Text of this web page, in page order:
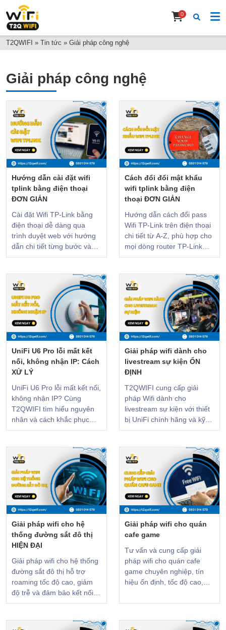
0
T2QWIFI » Tin tức » Giải pháp công nghệ
Giải pháp công nghệ
Hướng dẫn cài đặt wifi
tplink bằng điện thoại
ĐƠN GIẢN
Cài đặt Wifi TP-Link bằng
điện thoại dễ dàng qua
trình duyệt web với hướng
dẫn chi tiết từng bước và
các lưu ý quan trọng.
Cách đổi đổi mật khẩu
wifi tplink bằng điện
thoại ĐƠN GIẢN
Hướng dẫn cách đổi pass
Wifi TP-Link trên điện thoại
chi tiết từ A-Z, phù hợp cho
mọi dòng router TP-Link
phổ biến hiện nay. CLICK
UniFi U6 Pro lỗi mất kết
nối, không nhận IP: Cách
XỬ LÝ
UniFi U6 Pro lỗi mất kết nối,
không nhận IP? Cùng
T2QWIFI tìm hiểu nguyên
nhân và cách khắc phục
nhanh, hiệu quả và dễ thực
Giải pháp wifi dành cho
livestream sự kiện ỔN
ĐỊNH
T2QWIFI cung cấp giải
pháp Wifi dành cho
livestream sự kiện với thiết
bị UniFi chính hãng và kỹ
thuật viên onsite hỗ trợ.
Giải pháp wifi cho hệ
thống đường sắt đô thị
HIỆN ĐẠI
Giải pháp wifi cho hệ thống
đường sắt đô thị hỗ trợ
roaming tốc độ cao, giảm
độ trễ và đảm bảo kết nối
ổn định khi tàu điện di
Giải pháp wifi cho quán
cafe game​
Tư vấn và cung cấp giải
pháp wifi cho quán cafe
game chuyên nghiệp, tín
hiệu ổn định, tốc độ cao,
an toàn. XEM NGAY!